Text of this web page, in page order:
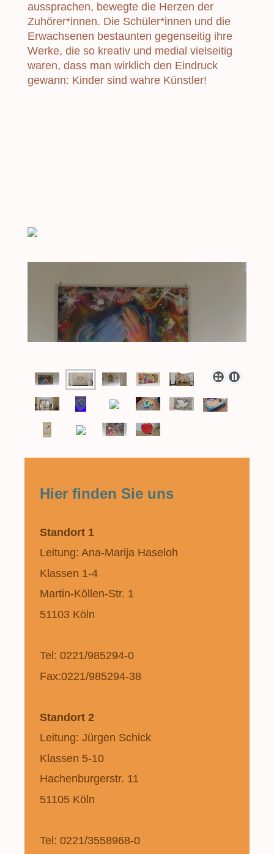
aussprachen, bewegte die Herzen der
Zuhörer*innen. Die Schüler*innen und die
Erwachsenen bestaunten gegenseitig ihre
Werke, die so kreativ und medial vielseitig
waren, dass man wirklich den Eindruck
gewann: Kinder sind wahre Künstler!
Hier finden Sie uns
Standort 1
Leitung: Ana-Marija Haseloh
Klassen 1-4
Martin-Köllen-Str. 1
51103 Köln
Tel: 0221/985294-0
Fax:0221/985294-38
Standort 2
Leitung: Jürgen Schick
Klassen 5-10
Hachenburgerstr. 11
51105 Köln
Tel: 0221/3558968-0